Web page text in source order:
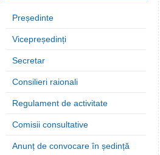
Președinte
Vicepreședinți
Secretar
Consilieri raionali
Regulament de activitate
Comisii consultative
Anunț de convocare în ședință